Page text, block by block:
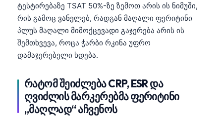
ტესტირებაზე TSAT 50%-ზე ზემოთ არის ის ნიმუში,
რის გამოც ვანელებ, რადგან მაღალი ფერიტინი
პლუს მაღალი მიმოქცევადი გაჯერება არის ის
შემთხვევა, როცა ჭარბი რკინა უფრო
დამაჯერებელი ხდება.
რატომ შეიძლება CRP, ESR და
ღვიძლის მარკერებმა ფერიტინი
„მაღლად“ აჩვენოს